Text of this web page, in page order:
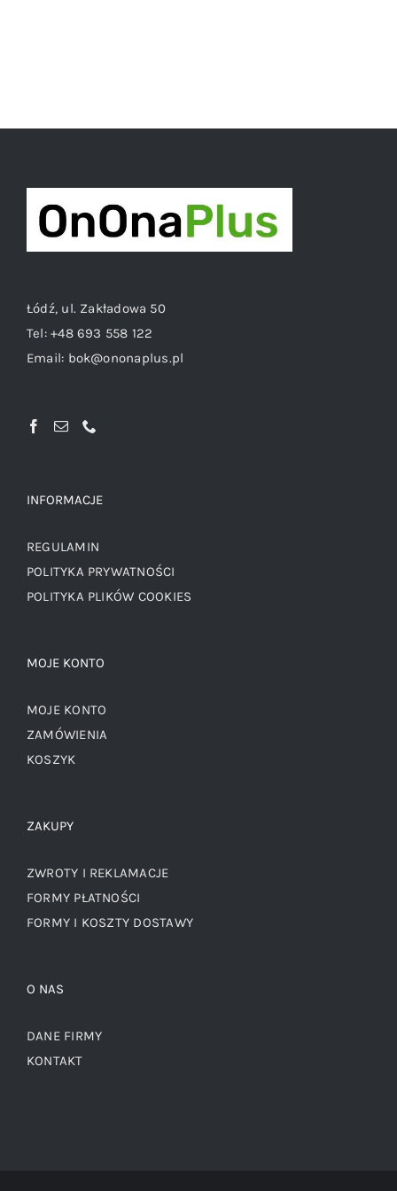
Łódź, ul. Zakładowa 50
Tel:+48 693 558 122
Email: bok@ononaplus.pl
INFORMACJE
REGULAMIN
POLITYKA PRYWATNOŚCI
POLITYKA PLIKÓW COOKIES
MOJE KONTO
MOJE KONTO
ZAMÓWIENIA
KOSZYK
ZAKUPY
ZWROTY I REKLAMACJE
FORMY PŁATNOŚCI
FORMY I KOSZTY DOSTAWY
O NAS
DANE FIRMY
KONTAKT